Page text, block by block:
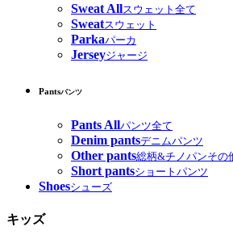
Sweat Allスウェット全て
Sweatスウェット
Parkaパーカ
Jerseyジャージ
Pantsパンツ
Pants Allパンツ全て
Denim pantsデニムパンツ
Other pants総柄&チノパンその
Short pantsショートパンツ
Shoesシューズ
キッズ